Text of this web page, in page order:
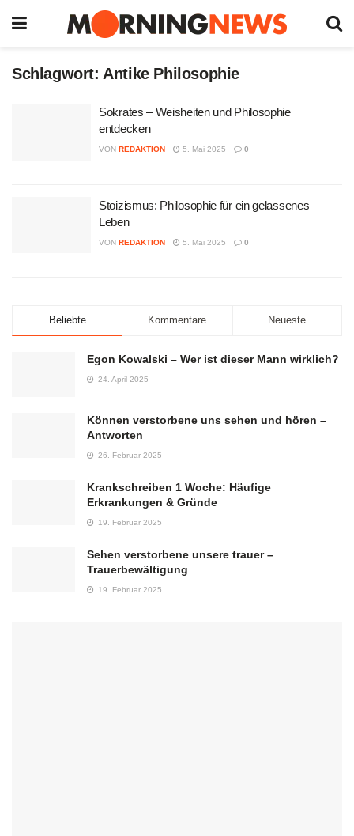
Schlagwort: Antike Philosophie
Sokrates – Weisheiten und Philosophie
entdecken
VON REDAKTION 5. Mai 2025 0
Stoizismus: Philosophie für ein gelassenes
Leben
VON REDAKTION 5. Mai 2025 0
Beliebte Kommentare Neueste
Egon Kowalski – Wer ist dieser Mann wirklich?
24. April 2025
Können verstorbene uns sehen und hören –
Antworten
26. Februar 2025
Krankschreiben 1 Woche: Häufige
Erkrankungen & Gründe
19. Februar 2025
Sehen verstorbene unsere trauer –
Trauerbewältigung
19. Februar 2025